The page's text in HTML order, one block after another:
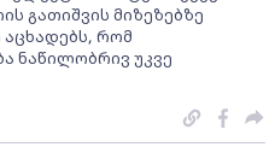
გათიშვის მიზეზებზე
რომ
ნაწილობრივ უკვე